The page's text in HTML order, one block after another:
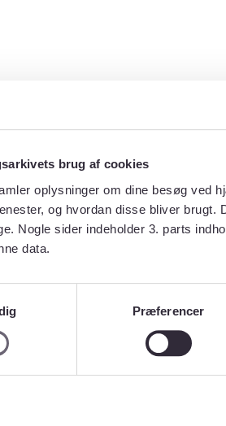
brug af cookies
oplysninger om dine besøg ved
og hvordan disse bliver
Nogle sider indeholder 3. parts
data.
Præferencer